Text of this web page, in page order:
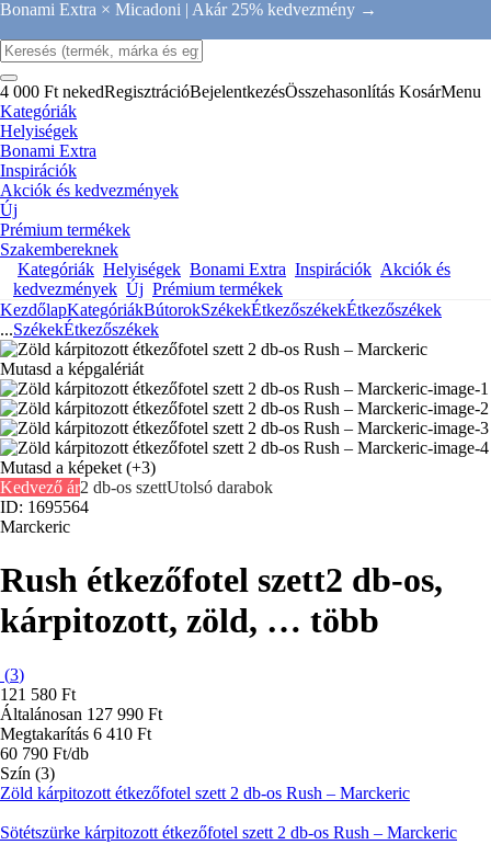
Bonami Extra × Micadoni | Akár 25% kedvezmény →
4 000 Ft nekedRegisztrációBejelentkezésÖsszehasonlítás KosárMenu
Kategóriák
Helyiségek
Bonami Extra
Inspirációk
Akciók és kedvezmények
Új
Prémium termékek
Szakembereknek
Kategóriák Helyiségek Bonami Extra Inspirációk Akciók és
kedvezmények Új Prémium termékek
KezdőlapKategóriákBútorokSzékekÉtkezőszékekÉtkezőszékek
...SzékekÉtkezőszékek
Mutasd a képgalériát
Mutasd a képeket (+3)
Kedvező ár2 db-os szettUtolsó darabok
ID: 1695564
Marckeric
Rush étkezőfotel szett2 db-os,
kárpitozott, zöld, … több
(3)
121 580 Ft
Általánosan 127 990 Ft
Megtakarítás 6 410 Ft
60 790 Ft/db
Szín (3)
Zöld kárpitozott étkezőfotel szett 2 db-os Rush – Marckeric
Sötétszürke kárpitozott étkezőfotel szett 2 db-os Rush – Marckeric